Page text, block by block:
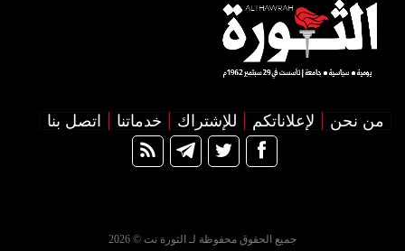
من نحن لإعلاناتكم للإشتراك خدماتنا اتصل بنا
جميع الحقوق محفوظة لـ الثورة نت © 2026